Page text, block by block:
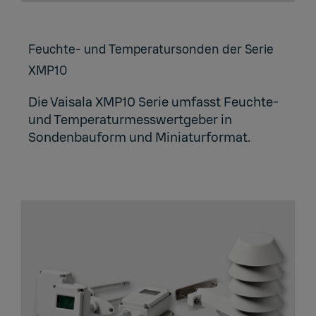
Feuch­te- und Tem­pe­ra­tur­son­den der Serie
XMP10
Die Vaisala XMP10 Serie umfasst Feuchte-
und Temperaturmesswertgeber in
Sondenbauform und Miniaturformat.